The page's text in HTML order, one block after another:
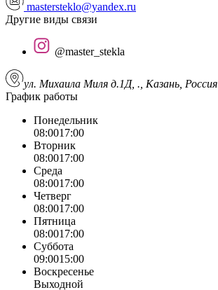
mastersteklo@yandex.ru
Другие виды связи
@master_stekla
ул. Михаила Миля д.1Д, ., Казань, Россия
График работы
Понедельник
08:0017:00
Вторник
08:0017:00
Среда
08:0017:00
Четверг
08:0017:00
Пятница
08:0017:00
Суббота
09:0015:00
Воскресенье
Выходной